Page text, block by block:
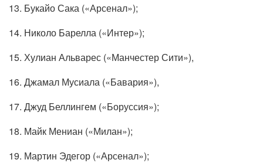
13. Букайо Сака («Арсенал»);
14. Николо Барелла («Интер»);
15. Хулиан Альварес («Манчестер Сити»),
16. Джамал Мусиала («Бавария»),
17. Джуд Беллингем («Боруссия»);
18. Майк Мениан («Милан»);
19. Мартин Эдегор («Арсенал»);